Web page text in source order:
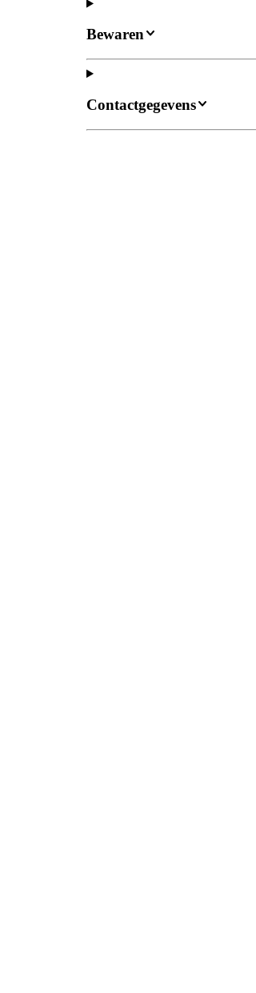
Bewaren
Contactgegevens